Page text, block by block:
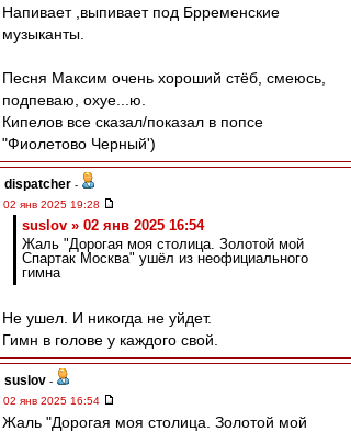
Напивает ,выпивает под Брременские
музыканты.
Песня Максим очень хороший стёб, смеюсь,
подпеваю, охуе...ю.
Кипелов все сказал/показал в попсе
"Фиолетово Черный')
dispatcher -
02 янв 2025 19:28
suslov » 02 янв 2025 16:54
Жаль "Дорогая моя столица. Золотой мой
Спартак Москва" ушёл из неофициального
гимна
Не ушел. И никогда не уйдет.
Гимн в голове у каждого свой.
suslov -
02 янв 2025 16:54
Жаль "Дорогая моя столица. Золотой мой